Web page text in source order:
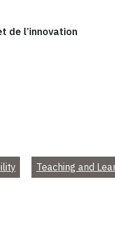
de l’innovation
Teaching and